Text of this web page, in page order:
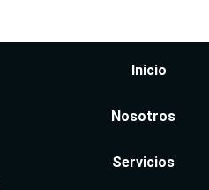
Inicio
Nosotros
Servicios